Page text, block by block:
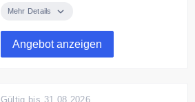
zu 80% auf CheckForPet
Mehr Details
Angebot anzeigen
Gültig bis 31.08.2026